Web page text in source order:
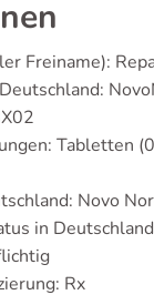
Freiname):
Tabletten
Novo
in
Rx